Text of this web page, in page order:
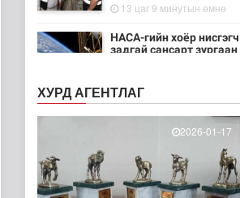
13 цаг 9 минутын өмнө
НАСА-гийн хоёр нисгэгч
задгай сансарт зургаан
13 цаг 24 минутын өмнө
хамгаалахын тулд
Канадын иргэд мод бэ..
Дэлхийд
14 цаг 30 минутын өмнө
ХУРД АГЕНТЛАГ
2026-01-17